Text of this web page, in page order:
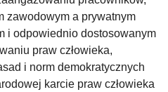
zawodowym a prywatnym
i odpowiednio dostosowanym
praw człowieka,
i norm demokratycznych
karcie praw człowieka